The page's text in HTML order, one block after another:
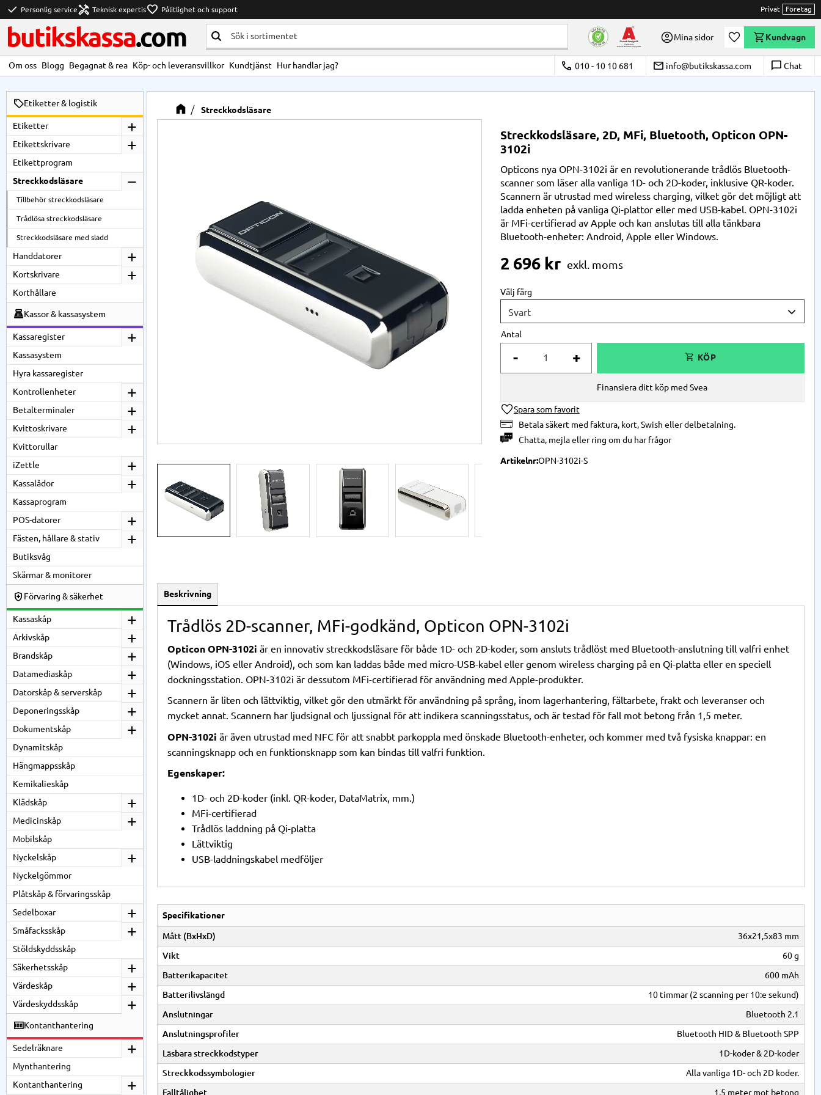
check Personlig servicehandyman Teknisk expertisfavorite Pålitlighet och support Privat Företag
butikskassa.com Mina sidor Önskelista
Kundvagn
Om oss Blogg Begagnat & rea Köp- och leveransvillkor Kundtjänst Hur handlar jag? call 010 - 10 10 681 email info@butikskassa.com chat_bubble_outline Chat
Streckkodsläsare
Streckkodsläsare, 2D, MFi, Bluetooth, Opticon OPN-
3102i
Opticons nya OPN-3102i är en revolutionerande trådlös Bluetooth-
scanner som läser alla vanliga 1D- och 2D-koder, inklusive QR-koder.
Scannern är utrustad med wireless charging, vilket gör det möjligt att
ladda enheten på vanliga Qi-plattor eller med USB-kabel. OPN-3102i
är MFi-certifierad av Apple och kan anslutas till alla tänkbara
Bluetooth-enheter: Android, Apple eller Windows.
2 696kr
Välj färg
Antal
+
-
Lägg till i önskelista
Betala säkert med faktura, kort, Swish eller delbetalning.
Chatta, mejlaellerring om du har frågor
Finansiera ditt köp med Svea
ArtikelnrOPN-3102i-S
Beskrivning
Trådlös 2D-scanner, MFi-godkänd, Opticon OPN-3102i
Opticon OPN-3102i är en innovativ streckkodsläsare för både 1D- och 2D-koder, som ansluts trådlöst med Bluetooth-anslutning till valfri enhet
(Windows, iOS eller Android), och som kan laddas både med micro-USB-kabel eller genom wireless charging på en Qi-platta eller en speciell
dockningsstation. OPN-3102i är dessutom MFi-certifierad för användning med Apple-produkter.
Scannern är liten och lättviktig, vilket gör den utmärkt för användning på språng, inom lagerhantering, fältarbete, frakt och leveranser och
mycket annat. Scannern har ljudsignal och ljussignal för att indikera scanningsstatus, och är testad för fall mot betong från 1,5 meter.
OPN-3102i är även utrustad med NFC för att snabbt parkoppla med önskade Bluetooth-enheter, och kommer med två fysiska knappar: en
scanningsknapp och en funktionsknapp som kan bindas till valfri funktion.
Egenskaper:
1D- och 2D-koder (inkl. QR-koder, DataMatrix, mm.)
MFi-certifierad
Trådlös laddning på Qi-platta
Lättviktig
USB-laddningskabel medföljer
Specifikationer
Mått (BxHxD)
36x21,5x83 mm
Vikt
60 g
Batterikapacitet
600 mAh
Batterilivslängd
10 timmar (2 scanning per 10:e sekund)
Anslutningar
Bluetooth 2.1
Anslutningsprofiler
Bluetooth HID & Bluetooth SPP
Läsbara streckkodstyper
1D-koder & 2D-koder
Streckkodssymbologier
Alla vanliga 1D- och 2D koder.
Falltålighet
1,5 meter mot betong
Etiketter & logistik
Etiketter
Etikettskrivare
Etikettprogram
Streckkodsläsare
Tillbehör streckkodsläsare
Trådlösa streckkodsläsare
Streckkodsläsare med sladd
Handdatorer
Kortskrivare
Korthållare
Kassor & kassasystem
Kassaregister
Kassasystem
Hyra kassaregister
Kontrollenheter
Betalterminaler
Kvittoskrivare
Kvittorullar
iZettle
Kassalådor
Kassaprogram
POS-datorer
Fästen, hållare & stativ
Butiksvåg
Skärmar & monitorer
Förvaring & säkerhet
Kassaskåp
Arkivskåp
Brandskåp
Datamediaskåp
Datorskåp & serverskåp
Deponeringsskåp
Dokumentskåp
Dynamitskåp
Hängmappsskåp
Kemikalieskåp
Klädskåp
Medicinskåp
Mobilskåp
Nyckelskåp
Nyckelgömmor
Plåtskåp & förvaringsskåp
Sedelboxar
Småfacksskåp
Stöldskyddsskåp
Säkerhetsskåp
Värdeskåp
Värdeskyddsskåp
Kontanthantering
Sedelräknare
Mynthantering
Kontanthantering